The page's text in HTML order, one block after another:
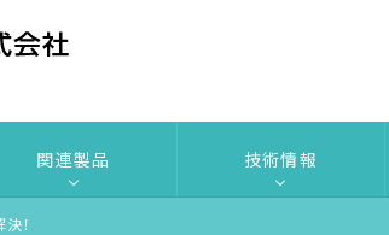
関連製品 技術情報
！